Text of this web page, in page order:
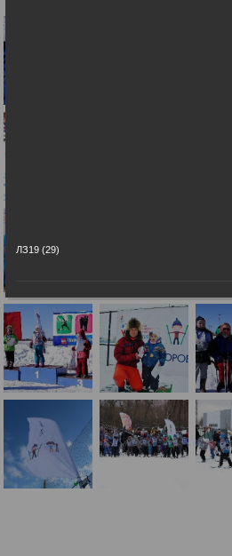
ЛЗ19 (29)